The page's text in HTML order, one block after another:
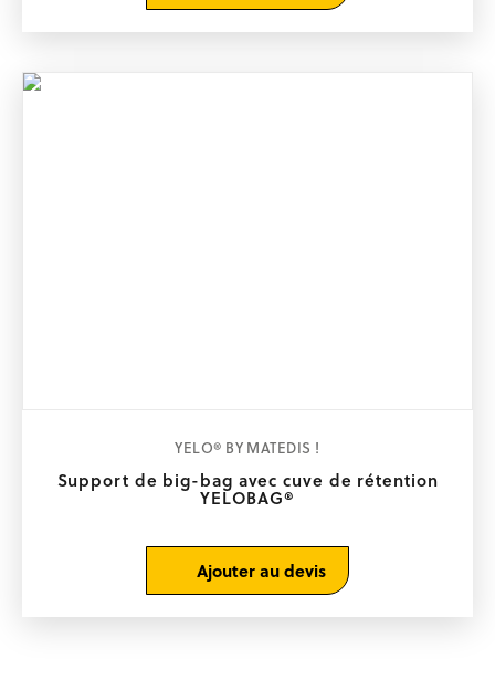
Support de big-bag avec cuve de rétention
YELOBAG®
YELO® BY MATEDIS !
Ajouter au devis